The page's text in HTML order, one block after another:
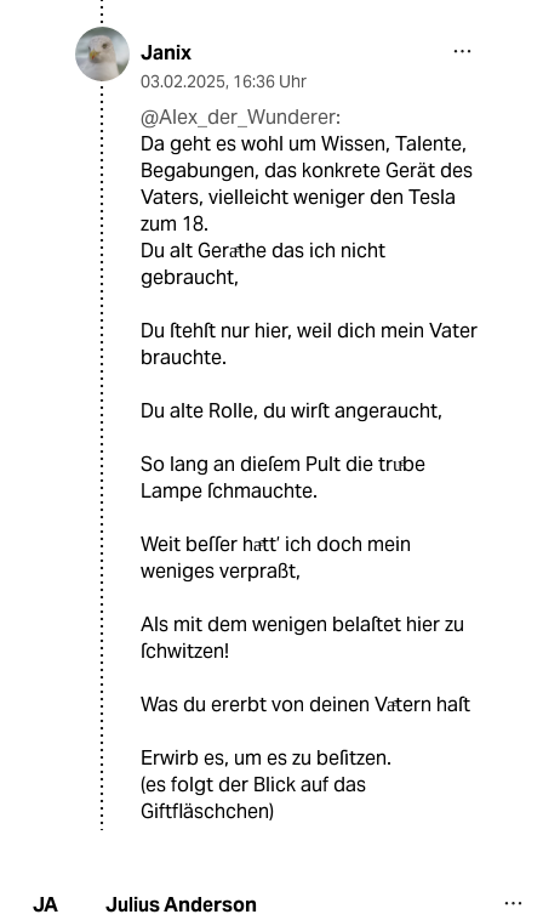
Janix
03.02.2025, 16:36 Uhr
@Alex_der_Wunderer:
Da geht es wohl um Wissen, Talente,
Begabungen, das konkrete Gerät des
Vaters, vielleicht weniger den Tesla
zum 18.
Du alt Geraͤthe das ich nicht
gebraucht,
Du ſtehſt nur hier, weil dich mein Vater
brauchte.
Du alte Rolle, du wirſt angeraucht,
So lang an dieſem Pult die truͤbe
Lampe ſchmauchte.
Weit beſſer haͤtt’ ich doch mein
weniges verpraßt,
Als mit dem wenigen belaſtet hier zu
ſchwitzen!
Was du ererbt von deinen Vaͤtern haſt
Erwirb es, um es zu beſitzen.
(es folgt der Blick auf das
Giftfläschchen)
JA Julius Anderson